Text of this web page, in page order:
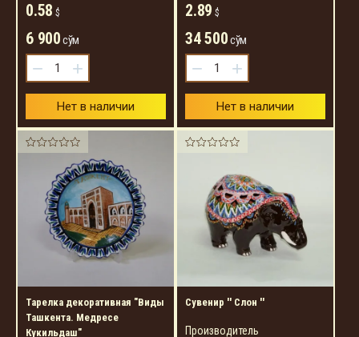
0.58 $
6 900сўм
− +
Нет в наличии
2.89 $
34 500сўм
− +
Нет в наличии
Тарелка декоративная "Виды
Ташкента. Медресе
Кукильдаш"
Cувенир '' Cлон ''
Производитель